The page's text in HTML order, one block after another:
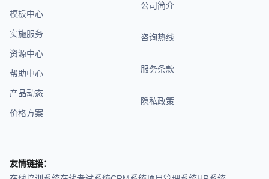
模板中心
实施服务
资源中心
帮助中心
产品动态
价格方案
公司简介
咨询热线
服务条款
隐私政策
友情链接：